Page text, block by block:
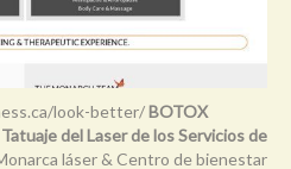
look-better/BOTOX
del Laser de los Servicios de
láser & Centro de bienestar